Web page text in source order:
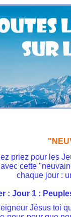
priez pour les
avec cette
: Jour 1 :
Jésus toi